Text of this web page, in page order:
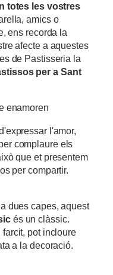
totes les vostres
amics o
ens recorda la
afecte a aquestes
de Pastisseria la
per a Sant
enamoren
l'amor,
complaure els
que et presentem
per compartir.
dues capes, aquest
és un clàssic.
pot incloure
a la decoració.